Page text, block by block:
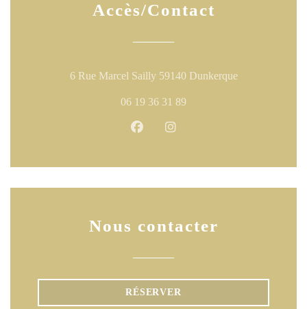
Accès/Contact
6 Rue Marcel Sailly 59140 Dunkerque((ouvre une
06 19 36 31 89
Facebook ((ouvre une nouvelle
Nous contacter
RÉSERVER